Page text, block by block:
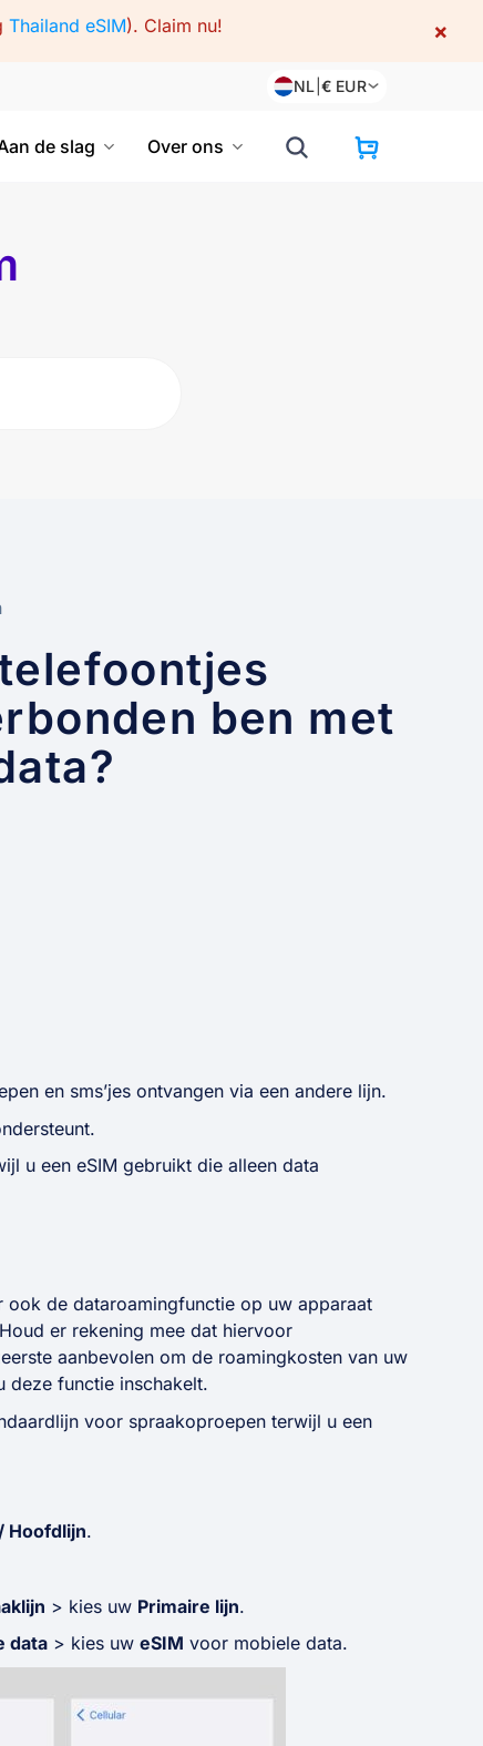
Thailand eSIM). Claim nu! ×
NL |€ EUR
de slag Over ons
ben met
en sms’jes ontvangen via een andere lijn.
u een eSIM gebruikt die alleen data
ook de dataroamingfunctie op uw apparaat
er rekening mee dat hiervoor
aanbevolen om de roamingkosten van uw
deze functie inschakelt.
voor spraakoproepen terwijl u een
Hoofdlijn.
> kies uw Primaire lijn.
data > kies uweSIM voor mobiele data.